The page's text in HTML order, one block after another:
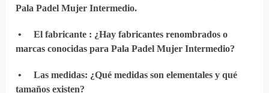
Pala Padel Mujer Intermedio.
•El fabricante : ¿Hay fabricantes renombrados o
marcas conocidas para Pala Padel Mujer Intermedio?
•Las medidas: ¿Qué medidas son elementales y qué
tamaños existen?